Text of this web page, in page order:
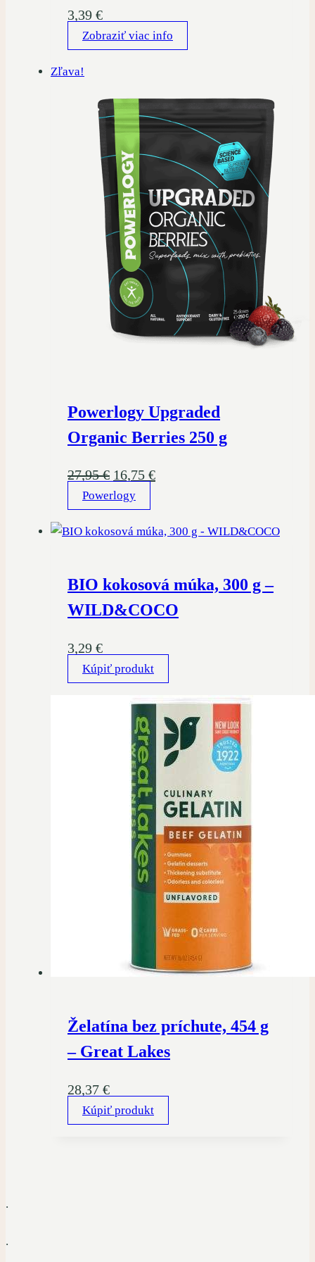
3,39 €
Zobraziť viac info
Zľava!
Powerlogy Upgraded
Organic Berries 250 g
27,95€ Pôvodná
cena
27,95 €.
16,75 €Aktuálna
16,75 €.
Powerlogy
BIO kokosová múka, 300 g –
WILD&COCO
3,29 €
Kúpiť produkt
Želatína bez príchute, 454 g
– Great Lakes
28,37 €
Kúpiť produkt
.
.